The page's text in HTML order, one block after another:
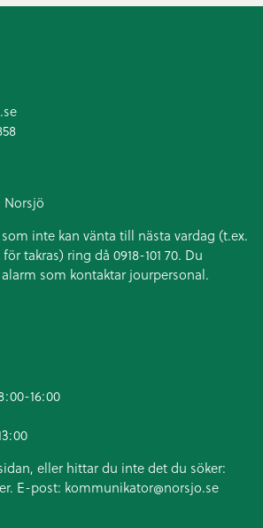
Norsjö
inte kan vänta till nästa vardag (t.ex.
för takras) ring då 0918-101 70. Du
som kontaktar jourpersonal.
16:00
eller hittar du inte det du söker:
E-post: kommunikator@norsjo.se